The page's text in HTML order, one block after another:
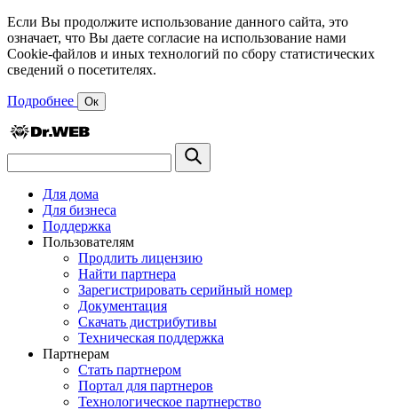
Если Вы продолжите использование данного сайта, это
означает, что Вы даете согласие на использование нами
Cookie-файлов и иных технологий по сбору статистических
сведений о посетителях.
Подробнее Ок
Для дома
Для бизнеса
Поддержка
Пользователям
Продлить лицензию
Найти партнера
Зарегистрировать серийный номер
Документация
Скачать дистрибутивы
Техническая поддержка
Партнерам
Стать партнером
Портал для партнеров
Технологическое партнерство